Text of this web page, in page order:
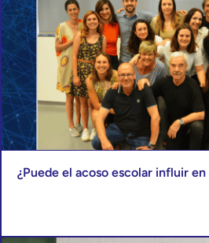
¿Puede el acoso escolar influir